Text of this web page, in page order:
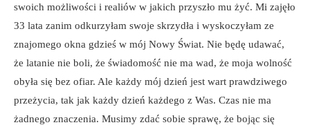
swoich możliwości i realiów w jakich przyszło mu żyć. Mi zajęło
33 lata zanim odkurzyłam swoje skrzydła i wyskoczyłam ze
znajomego okna gdzieś w mój Nowy Świat. Nie będę udawać,
że latanie nie boli, że świadomość nie ma wad, że moja wolność
obyła się bez ofiar. Ale każdy mój dzień jest wart prawdziwego
przeżycia, tak jak każdy dzień każdego z Was. Czas nie ma
żadnego znaczenia. Musimy zdać sobie sprawę, że bojąc się